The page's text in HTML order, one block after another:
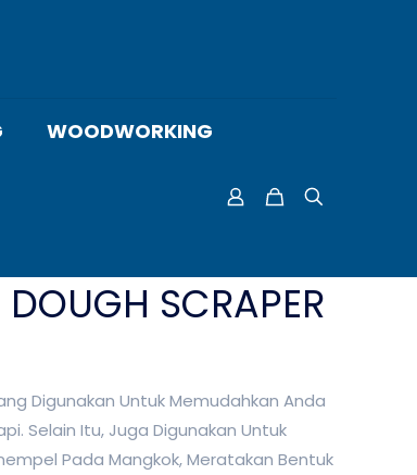
WOODWORKING
SCRAPER
Digunakan Untuk Memudahkan Anda
Selain Itu, Juga Digunakan Untuk
Pada Mangkok, Meratakan Bentuk